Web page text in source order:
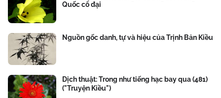
Quốc cổ đại
Nguồn gốc danh, tự và hiệu của Trịnh Bản Kiều
Dịch thuật: Trong như tiếng hạc bay qua (481)
("Truyện Kiều")